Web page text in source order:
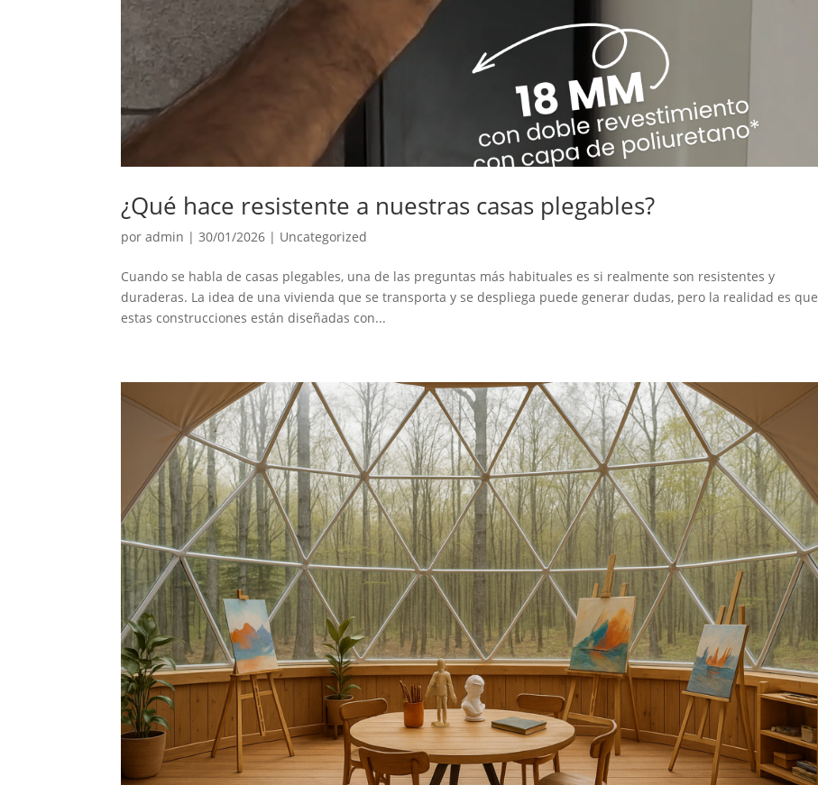
¿Qué hace resistente a nuestras casas plegables?
poradmin |30/01/2026 | Uncategorized
Cuando se habla de casas plegables, una de las preguntas más habituales es si realmente son resistentes y
duraderas. La idea de una vivienda que se transporta y se despliega puede generar dudas, pero la realidad es que
estas construcciones están diseñadas con...